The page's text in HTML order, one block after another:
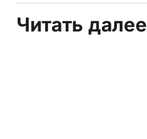
Читать далее